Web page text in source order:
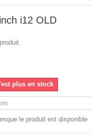
i12 OLD
plus en stock
le produit est disponible